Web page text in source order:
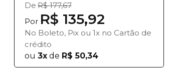
De R$ 177,67
Por R$ 135,92
No Boleto, Pix ou 1x no Cartão de
crédito
ou 3x de R$ 50,34